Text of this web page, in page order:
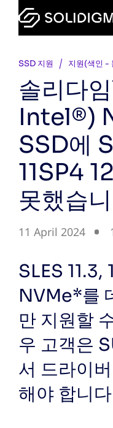
SSD 지원 지원(색인 -
솔리다
Intel®)
SSD에
11SP4
못했습
11 April 2024
SLES 11.3,
NVMe*를
만 지원할
우 고객은
서 드라이
해야 합니